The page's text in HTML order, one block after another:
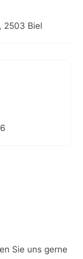
2503 Biel
Sie uns gerne